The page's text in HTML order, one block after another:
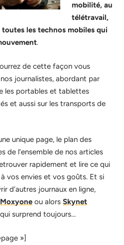
mobilité, au
télétravail,
les technos mobiles qui
.
de cette façon vous
journalistes, abordant par
les portables et tablettes
et aussi sur les transports de
unique page, le plan des
de l’ensemble de nos articles
rapidement et lire ce qui
vos envies et vos goûts. Et si
d’autres journaux en ligne,
Moxyone ou alors Skynet
surprend toujours…
»]